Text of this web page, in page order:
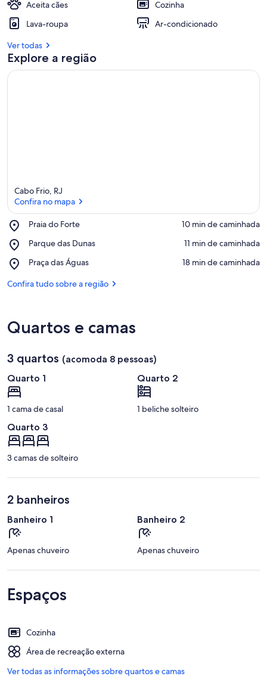
Aceita cães
Cozinha
Lava-roupa
Ar-condicionado
Ver todas
Explore a região
Cabo Frio, RJ
Confira no mapa
Praia do Forte
Place,
do
‪10 min de caminhada‬
Parque das Dunas
Place,
das
‪11 min de caminhada‬
Praça das Águas
Place,
das
‪18 min de caminhada‬
Confira tudo sobre a região
Quartos e camas
3 quartos (acomoda 8 pessoas)
Quarto 1
1 cama de casal
Quarto 2
1 beliche solteiro
Quarto 3
3 camas de solteiro
2 banheiros
Banheiro 1
Apenas chuveiro
Banheiro 2
Apenas chuveiro
Espaços
Cozinha
Área de recreação externa
Ver todas as informações sobre quartos e camas